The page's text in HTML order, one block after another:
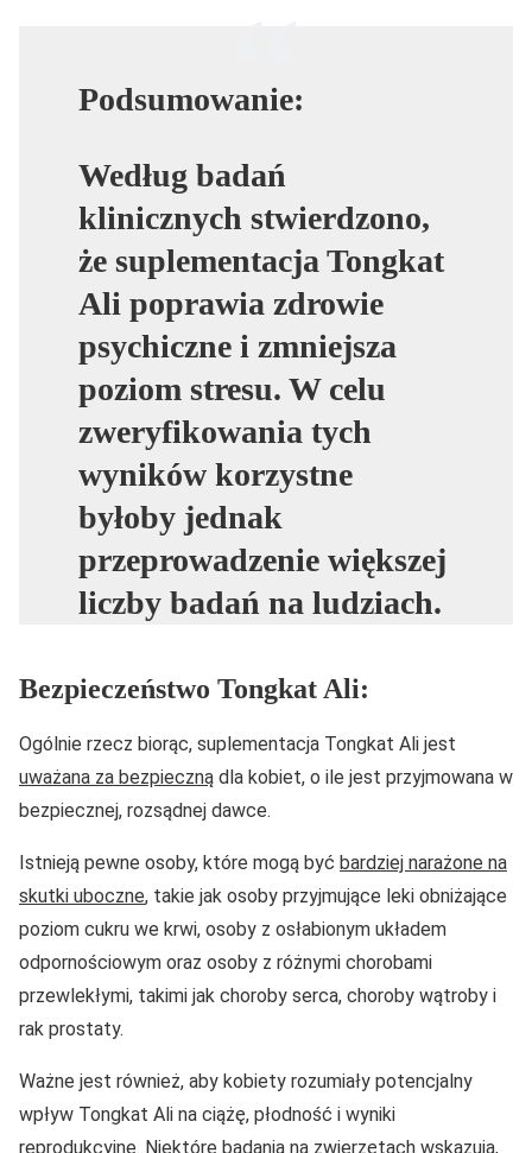
Podsumowanie:
Według badań
klinicznych stwierdzono,
że suplementacja Tongkat
Ali poprawia zdrowie
psychiczne i zmniejsza
poziom stresu. W celu
zweryfikowania tych
wyników korzystne
byłoby jednak
przeprowadzenie większej
liczby badań na ludziach.
Bezpieczeństwo Tongkat Ali:
Ogólnie rzecz biorąc, suplementacja Tongkat Ali jest
uważana za bezpieczną dla kobiet, o ile jest przyjmowana w
bezpiecznej, rozsądnej dawce.
Istnieją pewne osoby, które mogą być bardziej narażone na
skutki uboczne, takie jak osoby przyjmujące leki obniżające
poziom cukru we krwi, osoby z osłabionym układem
odpornościowym oraz osoby z różnymi chorobami
przewlekłymi, takimi jak choroby serca, choroby wątroby i
rak prostaty.
Ważne jest również, aby kobiety rozumiały potencjalny
wpływ Tongkat Ali na ciążę, płodność i wyniki
reprodukcyjne. Niektóre badania na zwierzętach wskazują,